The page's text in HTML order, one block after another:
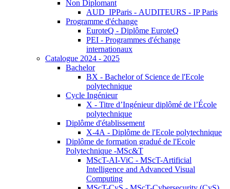
Non Diplomant
AUD_IPParis - AUDITEURS - IP Paris
Programme d'échange
EuroteQ - Diplôme EuroteQ
PEI - Programmes d'échange
internationaux
Catalogue 2024 - 2025
Bachelor
BX - Bachelor of Science de l'Ecole
polytechnique
Cycle Ingénieur
X - Titre d’Ingénieur diplômé de l’École
polytechnique
Diplôme d'établissement
X-4A - Diplôme de l'Ecole polytechnique
Diplôme de formation gradué de l'Ecole
Polytechnique -MSc&T
MScT-AI-ViC - MScT-Artificial
Intelligence and Advanced Visual
Computing